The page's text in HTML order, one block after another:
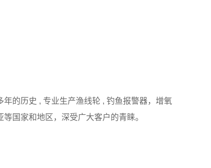
的历史 , 专业生产渔线轮 , 钓鱼报警器，增氧
国家和地区，深受广大客户的青睐。